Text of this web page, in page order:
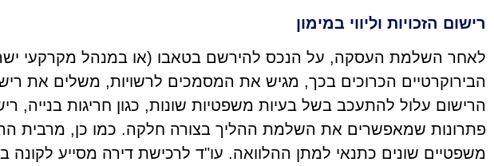
רישום הזכויות וליווי במימון
לאחר השלמת העסקה, על הנכס להירשם בטאבו (או במנהל מקרקעי
הבירוקרטיים הכרוכים בכך, מגיש את המסמכים לרשויות, משלים את
הרישום עלול להתעכב בשל בעיות משפטיות שונות, כגון חריגות בנייה,
פתרונות שמאפשרים את השלמת ההליך בצורה חלקה. כמו כן, מרבית
משפטיים שונים כתנאי למתן ההלוואה. עו"ד לרכישת דירה מסייע